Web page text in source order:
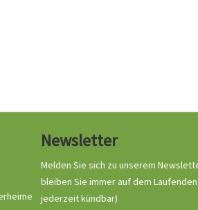
Newsletter
Melden Sie sich zu unserem
bleiben Sie immer auf dem Laufenden.
jederzeit kündbar)